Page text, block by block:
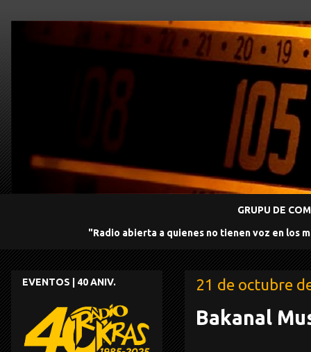
GRUPU DE
"Radio abierta a quienes no tienen voz en los
21 de octubre
Bakanal
EVENTOS | 40 ANIV.